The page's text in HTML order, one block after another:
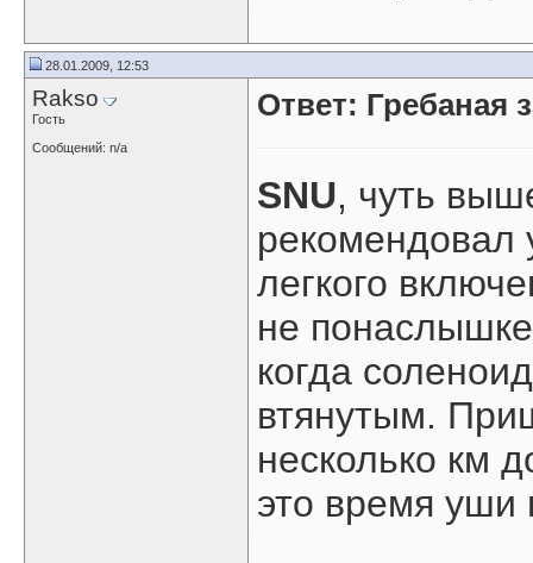
28.01.2009, 12:53
Rakso
Гость
Сообщений: n/a
Ответ: Гребаная
SNU, чуть
рекомендовал
легкого
не
когда
втянутым.
несколько км
это время уши